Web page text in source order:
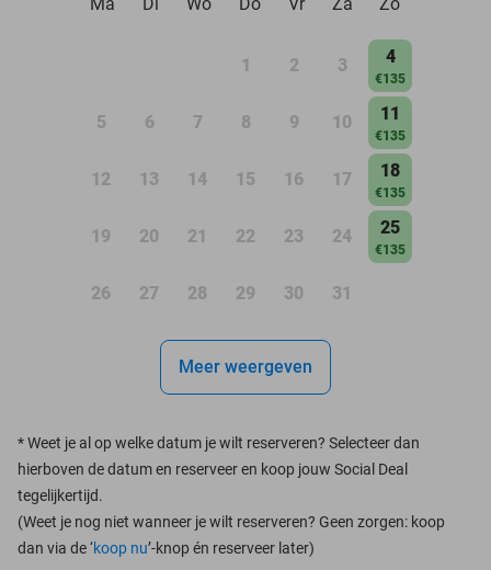
1 2 3 4
€135
5 6 7 8 9 10 11
€135
12 13 14 15 16 17 18
€135
19 20 21 22 23 24 25
€135
26 27 28 29 30 31
Meer weergeven
*Weet je al op welke datum je wilt reserveren? Selecteer dan
hierboven de datum en reserveer en koop jouw Social Deal
tegelijkertijd.
(Weet je nog niet wanneer je wilt reserveren? Geen zorgen: koop
dan via de ‘koop nu’-knop én reserveer later)